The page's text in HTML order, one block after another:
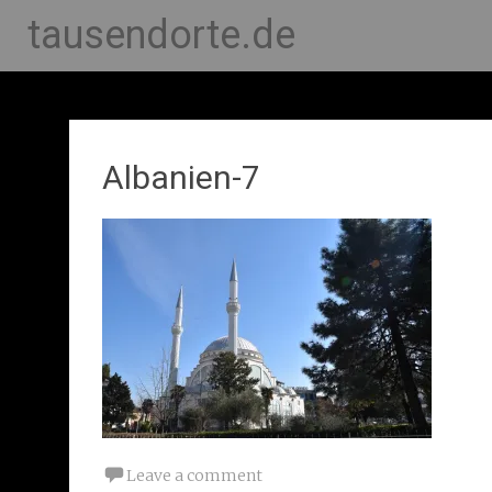
tausendorte.de
Albanien-7
Leave a comment